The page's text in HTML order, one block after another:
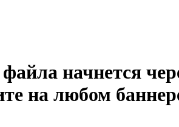
начнется
на любом